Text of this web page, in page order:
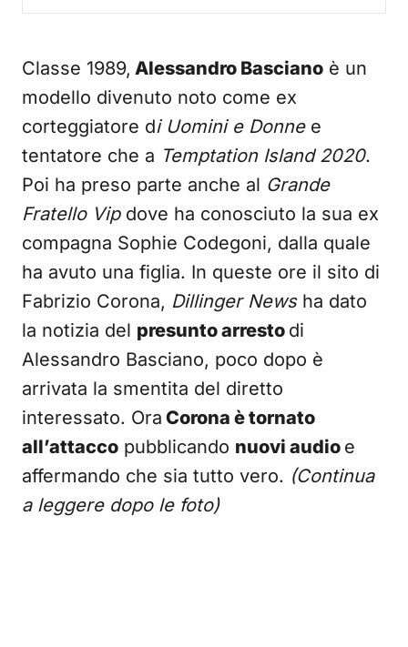
Classe 1989, Alessandro Basciano è un
modello divenuto noto come ex
corteggiatore di Uomini e Donnee
tentatore che a Temptation Island 2020.
Poi ha preso parte anche al Grande
Fratello Vip dove ha conosciuto la sua ex
compagna Sophie Codegoni, dalla quale
ha avuto una figlia. In queste ore il sito di
Fabrizio Corona, Dillinger News ha dato
la notizia del presunto arresto di
Alessandro Basciano, poco dopo è
arrivata la smentita del diretto
interessato. Ora Corona è tornato
all’attacco pubblicando nuovi audio e
affermando che sia tutto vero. (Continua
a leggere dopo le foto)